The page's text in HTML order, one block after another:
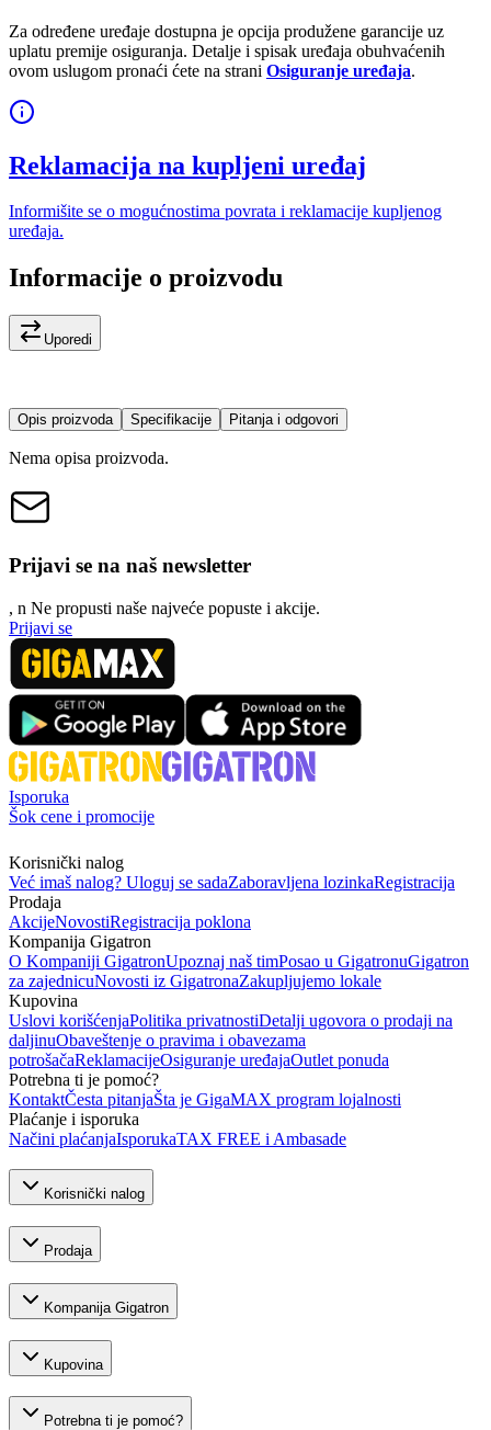
Za određene uređaje dostupna je opcija produžene garancije uz
uplatu premije osiguranja. Detalje i spisak uređaja obuhvaćenih
ovom uslugom pronaći ćete na strani Osiguranje uređaja.
Reklamacija na kupljeni uređaj
Informišite se o mogućnostima povrata i reklamacije kupljenog
uređaja.
Informacije o proizvodu
Uporedi
Opis proizvoda Specifikacije Pitanja i odgovori
Nema opisa proizvoda.
Prijavi se na naš newsletter
, n Ne propusti naše najveće popuste i akcije.
Prijavi se
Isporuka
Šok cene i promocije
Korisnički nalog
Već imaš nalog? Uloguj se sadaZaboravljena lozinkaRegistracija
Prodaja
AkcijeNovostiRegistracija poklona
Kompanija Gigatron
O Kompaniji GigatronUpoznaj naš timPosao u GigatronuGigatron
za zajednicuNovosti iz GigatronaZakupljujemo lokale
Kupovina
Uslovi korišćenjaPolitika privatnostiDetalji ugovora o prodaji na
daljinuObaveštenje o pravima i obavezama
potrošačaReklamacijeOsiguranje uređajaOutlet ponuda
Potrebna ti je pomoć?
KontaktČesta pitanjaŠta je GigaMAX program lojalnosti
Plaćanje i isporuka
Načini plaćanjaIsporukaTAX FREE i Ambasade
Korisnički nalog
Prodaja
Kompanija Gigatron
Kupovina
Potrebna ti je pomoć?